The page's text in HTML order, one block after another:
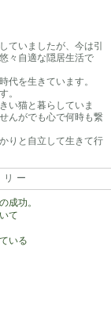
ていましたが、今は引
々自適な隠居生活で
代を生きています。
。
い猫と暮らしていま
んがでも心で何時も繋
りと自立して生きて行
ー
成功。
て
いる